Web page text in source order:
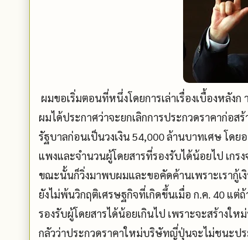
ผมขอเริ่มตอนที่หนึ่งโดยการเล่าเรื่องเบื้องหลั
ผมได้ประกาศว่าจะยกเลิกการประกวดราคาก่อ
รัฐบาลก่อนเป็นวงเงิน 54,000 ล้านบาทเศษ โด
แพงและจำนวนผู้โดยสารที่รองรับได้น้อยไป เก
ขณะนั้นก็วิ่งมาพบผมและขอคัดค้านเพราะเรากู้เ
ยังไม่พ้นวิกฤติเศรษฐกิจที่เกิดขึ้นเมื่อ ก.ค. 40 แต่
รองรับผู้โดยสารได้น้อยเกินไป เพราะจะสร้าง
กลัวว่าประกวดราคาใหม่บริษัทญี่ปุ่นจะไม่ชนะปร